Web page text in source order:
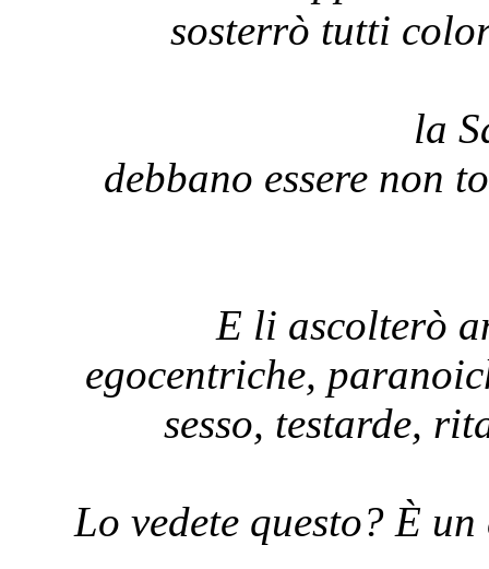
sosterrò tutti
la
debbano essere non
E li ascolterò
egocentriche,
sesso, testarde,
Lo vedete questo? È